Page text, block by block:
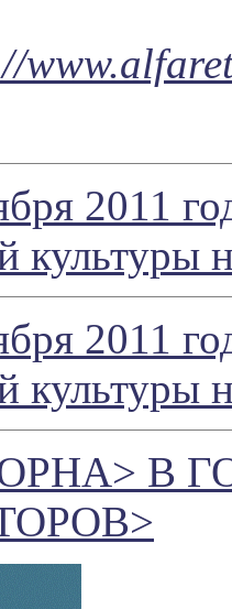
2011
культуры
2011
культуры
В